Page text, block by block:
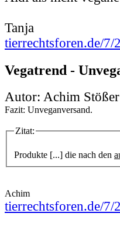
Tanja
tierrechtsforen.de/7/
Vegatrend -
Autor: Achim
Fazit: Unveganversand.
Zitat:
Produkte [...] die nach den
Achim
tierrechtsforen.de/7/